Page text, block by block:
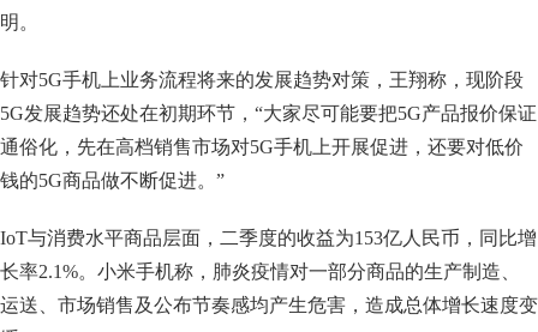
明。
针对5G手机上业务流程将来的发展趋势对策，王翔称，现阶段
5G发展趋势还处在初期环节，“大家尽可能要把5G产品报价保证
通俗化，先在高档销售市场对5G手机上开展促进，还要对低价
钱的5G商品做不断促进。”
IoT与消费水平商品层面，二季度的收益为153亿人民币，同比增
长率2.1%。小米手机称，肺炎疫情对一部分商品的生产制造、
运送、市场销售及公布节奏感均产生危害，造成总体增长速度变